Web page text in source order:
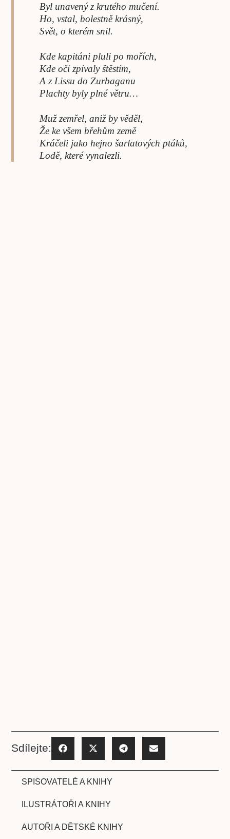
Byl unavený z krutého mučení.
Ho, vstal, bolestně krásný,
Svět, o kterém snil.
Kde kapitáni pluli po mořích,
Kde oči zpívaly štěstím,
A z Lissu do Zurbaganu
Plachty byly plné větru…
Muž zemřel, aniž by věděl,
Že ke všem břehům země
Kráčeli jako hejno šarlatových ptáků,
Lodě, které vynalezli.
Sdílejte:
SPISOVATELÉ A KNIHY
ILUSTRÁTOŘI A KNIHY
AUTOŘI A DĚTSKÉ KNIHY